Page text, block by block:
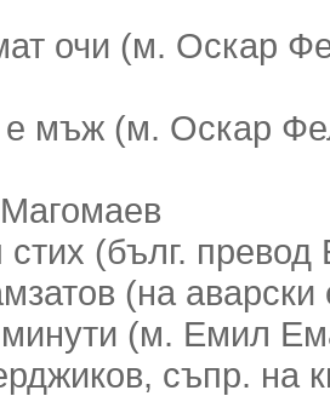
очи (м. Оскар
мъж (м. Оскар
стих (бълг.
(на
(м. Емил
съпр. на